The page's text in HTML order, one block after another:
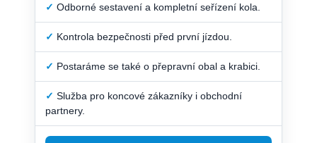
✓ Odborné sestavení a kompletní seřízení kola.
✓ Kontrola bezpečnosti před první jízdou.
✓ Postaráme se také o přepravní obal a krabici.
✓ Služba pro koncové zákazníky i obchodní
partnery.